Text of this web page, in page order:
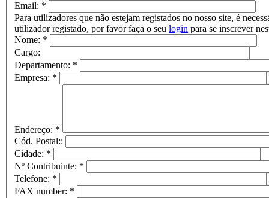
Email: *
Para utilizadores que não estejam registados no nosso site, é
utilizador registado, por favor faça o seu login para se inscrever
Nome: *
Cargo:
Departamento: *
Empresa: *
Endereço: *
Cód. Postal::
Cidade: *
Nº Contribuinte: *
Telefone: *
FAX number: *